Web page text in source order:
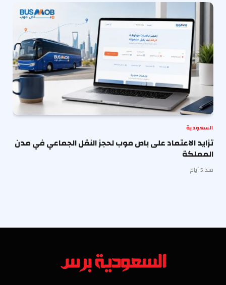
السعودية
تزايد الاعتماد على باص موب لحجز النقل الجماعي في مدن
المملكة
منذ 5 أيام